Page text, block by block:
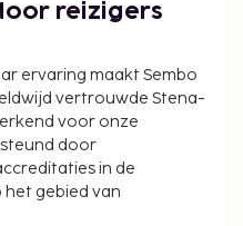
reizigers
ervaring maakt Sembo
vertrouwde Stena-
voor onze
door
in de
gebied van